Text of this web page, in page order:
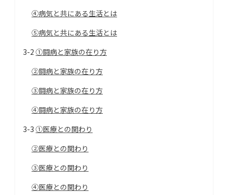
④病気と共にある生活とは
⑤病気と共にある生活とは
3-2 ①闘病と家族の在り方
②闘病と家族の在り方
③闘病と家族の在り方
④闘病と家族の在り方
3-3 ①医療との関わり
②医療との関わり
③医療との関わり
④医療との関わり